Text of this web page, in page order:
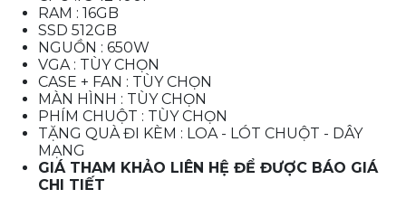
RAM : 16GB
SSD 512GB
NGUỒN : 650W
VGA : TÙY CHỌN
CASE + FAN : TÙY CHỌN
MÀN HÌNH : TÙY CHỌN
PHÍM CHUỘT : TÙY CHỌN
TẶNG QUÀ ĐI KÈM : LOA - LÓT CHUỘT - DÂY
MẠNG
GIÁ THAM KHẢO LIÊN HỆ ĐỂ ĐƯỢC BÁO GIÁ
CHI TIẾT